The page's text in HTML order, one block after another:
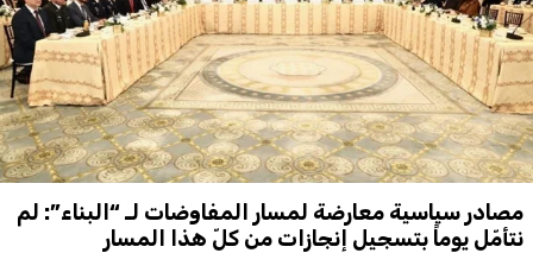
مصادر سياسية معارضة لمسار المفاوضات لـ “البناء”: لم
نتأمّل يوماً بتسجيل إنجازات من كلّ هذا المسار